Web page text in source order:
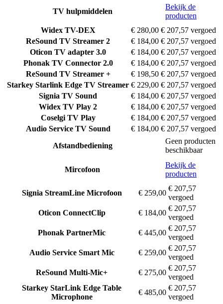
TV hulpmiddelen
Bekijk de
producten
Widex TV-DEX € 280,00 € 207,57 vergoed
ReSound TV Streamer 2 € 184,00 € 207,57 vergoed
Oticon TV adapter 3.0 € 184,00 € 207,57 vergoed
Phonak TV Connector 2.0 € 184,00 € 207,57 vergoed
ReSound TV Streamer + € 198,50 € 207,57 vergoed
Starkey Starlink Edge TV Streamer € 229,00 € 207,57 vergoed
Signia TV Sound € 184,00 € 207,57 vergoed
Widex TV Play 2 € 184,00 € 207,57 vergoed
Coselgi TV Play € 184,00 € 207,57 vergoed
Audio Service TV Sound € 184,00 € 207,57 vergoed
Afstandbediening
Geen producten
beschikbaar
Mircofoon
Bekijk de
producten
Signia StreamLine Microfoon € 259,00
€ 207,57
vergoed
Oticon ConnectClip € 184,00
€ 207,57
vergoed
Phonak PartnerMic € 445,00
€ 207,57
vergoed
Audio Service Smart Mic € 259,00
€ 207,57
vergoed
ReSound Multi-Mic+ € 275,00
€ 207,57
vergoed
Starkey StarLink Edge Table
Microphone
€ 485,00
€ 207,57
vergoed